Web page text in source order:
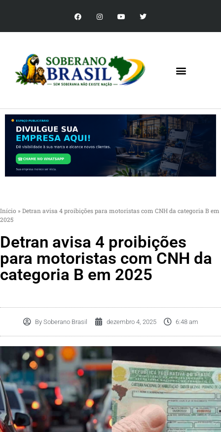
Início » Detran avisa 4 proibições para motoristas com CNH da categoria B em
2025
Detran avisa 4 proibições
para motoristas com CNH da
categoria B em 2025
BySoberano Brasil dezembro 4, 2025 6:48 am